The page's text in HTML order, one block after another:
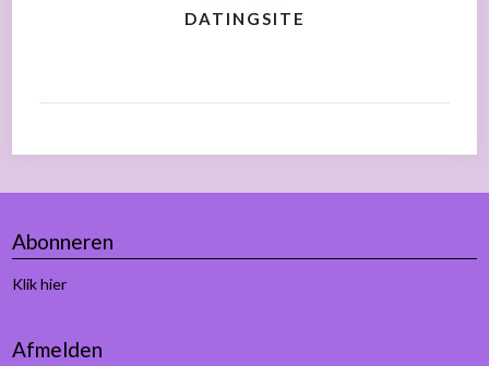
DATINGSITE
Abonneren
Klik hier
Afmelden